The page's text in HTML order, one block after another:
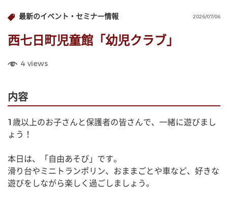
最新のイベント・セミナー情報 2026/07/06
西七日町児童館「幼児クラブ」
4 views
内容
1歳以上のお子さんと保護者の皆さんで、一緒に遊びまし
ょう！
本日は、「自由あそび」です。
滑り台やミニトランポリン、おままごとや車など、好きな
遊びをしながら楽しく過ごしましょう。